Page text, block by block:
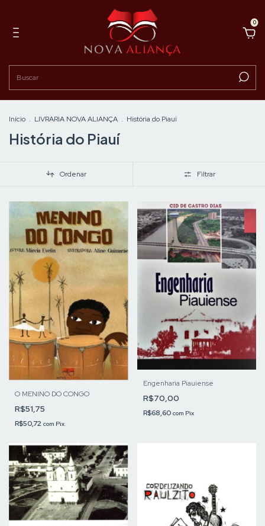
0
Início . LIVRARIA NOVA ALIANÇA . História do Piauí
História do Piauí
Ordenar Filtrar
O MENINO DO CONGO
R$51,75
R$50,72 com Pix
Engenharia Piauiense
R$70,00
R$68,60 com Pix